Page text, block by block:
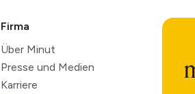
Firma
Über Minut
Presse und Medien
Karriere